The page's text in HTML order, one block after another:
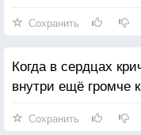
Сохранить
Когда в сердцах
внутри ещё
Сохранить